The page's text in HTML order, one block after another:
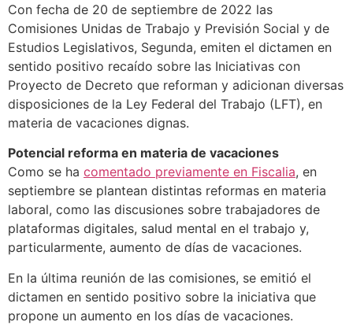
Con fecha de 20 de septiembre de 2022 las
Comisiones Unidas de Trabajo y Previsión Social y de
Estudios Legislativos, Segunda, emiten el dictamen en
sentido positivo recaído sobre las Iniciativas con
Proyecto de Decreto que reforman y adicionan diversas
disposiciones de la Ley Federal del Trabajo (LFT), en
materia de vacaciones dignas.
Potencial reforma en materia de vacaciones
Como se ha comentado previamente en Fiscalia, en
septiembre se plantean distintas reformas en materia
laboral, como las discusiones sobre trabajadores de
plataformas digitales, salud mental en el trabajo y,
particularmente, aumento de días de vacaciones.
En la última reunión de las comisiones, se emitió el
dictamen en sentido positivo sobre la iniciativa que
propone un aumento en los días de vacaciones.